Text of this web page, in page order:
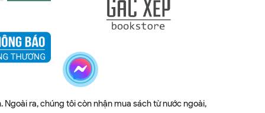
ra, chúng tôi còn nhận mua sách từ nước ngoài,